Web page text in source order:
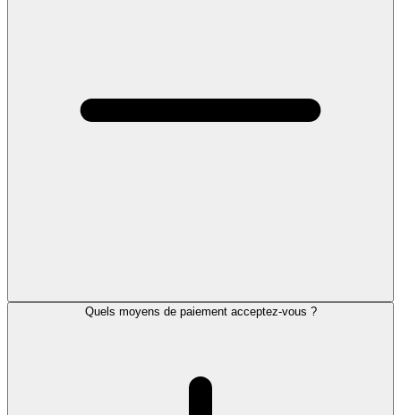
Quels moyens de paiement acceptez-vous ?